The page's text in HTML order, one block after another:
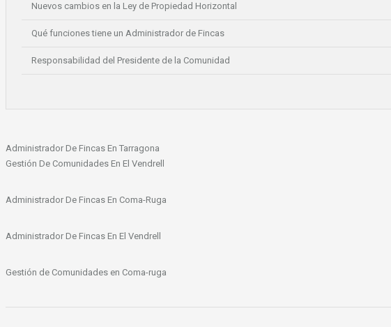
Nuevos cambios en la Ley de Propiedad Horizontal
Qué funciones tiene un Administrador de Fincas
Responsabilidad del Presidente de la Comunidad
Administrador De Fincas En Tarragona
Gestión De Comunidades En El Vendrell
Administrador De Fincas En Coma-Ruga
Administrador De Fincas En El Vendrell
Gestión de Comunidades en Coma-ruga